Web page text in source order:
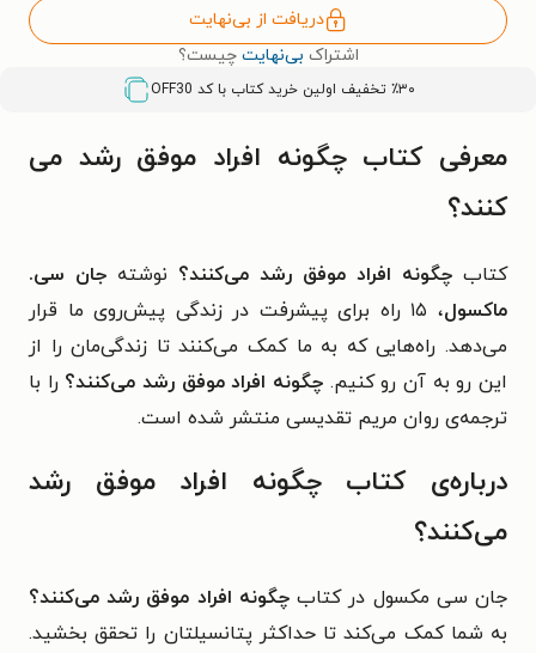
دریافت از بی‌نهایت
اشتراک بی‌نهایت چیست؟
٪۳۰ تخفیف اولین خرید کتاب با کد OFF30
معرفی کتاب چگونه افراد موفق رشد می
کنند؟
کتاب چگونه افراد موفق رشد می‌کنند؟ نوشته جان سی.
ماکسول
، ۱۵ راه برای پیشرفت در زندگی پیش‌روی ما قرار
می‌دهد. راه‌هایی که به ما کمک می‌کنند تا زندگی‌مان را از
این رو به آن رو کنیم. چگونه افراد موفق رشد می‌کنند؟ را با
ترجمه‌ی روان مریم تقدیسی منتشر شده است.
درباره‌ی کتاب چگونه افراد موفق رشد
می‌کنند؟
جان سی مکسول در کتابچگونه افراد موفق رشد می‌کنند؟
به شما کمک می‌کند تا حداکثر پتانسیلتان را تحقق بخشید.